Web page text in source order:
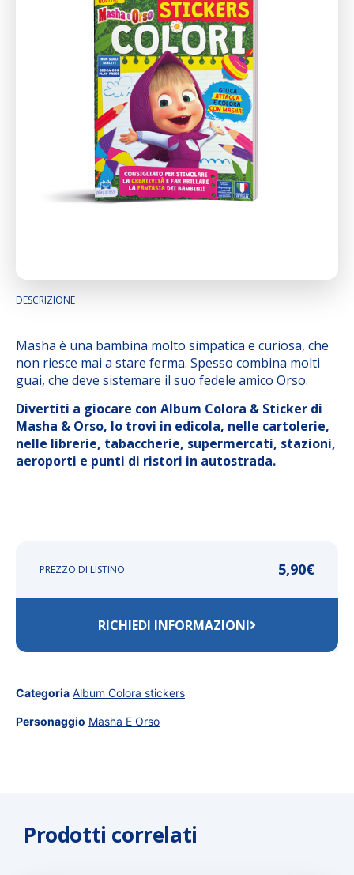
DESCRIZIONE
Masha è una bambina molto simpatica e curiosa, che
non riesce mai a stare ferma. Spesso combina molti
guai, che deve sistemare il suo fedele amico Orso.
Divertiti a giocare con Album Colora & Sticker di
Masha & Orso, lo trovi in edicola, nelle cartolerie,
nelle librerie, tabaccherie, supermercati, stazioni,
aeroporti e punti di ristori in autostrada.
PREZZO DI LISTINO 5,90€
RICHIEDI INFORMAZIONI
Categoria Album Colora stickers
Personaggio Masha E Orso
Prodotti correlati